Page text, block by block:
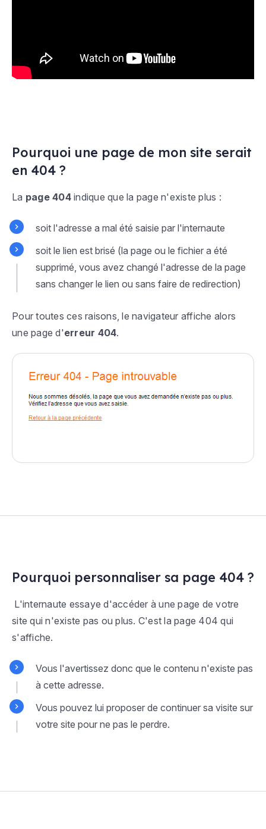
Pourquoi une page de mon site serait
en 404 ?
La page 404indique que la page n'existe plus :
soit l'adresse a mal été saisie par l'internaute
soit le lien est brisé (la page ou le fichier a été
supprimé, vous avez changé l'adresse de la page
sans changer le lien ou sans faire de redirection)
Pour toutes ces raisons, le navigateur affiche alors
une page d'erreur 404.
Pourquoi personnaliser sa page 404 ?
L'internaute essaye d'accéder à une page de votre
site qui n'existe pas ou plus. C'est la page 404 qui
s'affiche.
Vous l'avertissez donc que le contenu n'existe pas
à cette adresse.
Vous pouvez lui proposer de continuer sa visite sur
votre site pour ne pas le perdre.